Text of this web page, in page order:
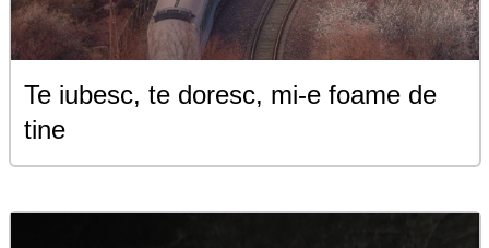
Te iubesc, te doresc, mi-e foame de
tine